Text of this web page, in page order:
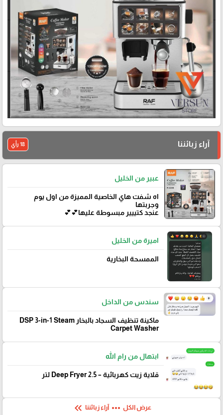
آراء زبائننا 18 رأي
عبير من الخليل
اه شفت هاي الخاصية المميزة من اول يوم
وجربتها
عنجد كتييير مبسوطة عليها💕💕
اميرة من الخليل
الممسحة البخارية
سندس من الداخل
ماكينة تنظيف السجاد بالبخار DSP 3-in-1 Steam
Carpet Washer
ابتهال من رام الله
قلاية زيت كهربائية – Deep Fryer 2.5 لتر
عرض الكل more_horiz آراء زبائننا keyboard_double_arrow_left